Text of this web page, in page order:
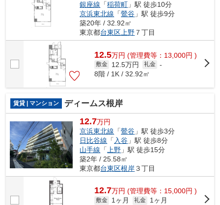
銀座線 「稲荷町 」駅 徒歩10分
京浜東北線 「鶯谷 」駅 徒歩9分
築20年 / 32.92㎡
東京都台東区 上野 ７丁目
12.5万円 (管理費等：13,000円 )
敷金 12.5万円 礼金 -
8階 / 1K / 32.92㎡
賃貸 | マンション ディームス根岸
12.7万円
京浜東北線 「鶯谷 」駅 徒歩3分
日比谷線 「 入谷 」駅 徒歩8分
山手線 「 上野 」駅 徒歩15分
築2年 / 25.58㎡
東京都台東区根岸３丁目
12.7万円 (管理費等：15,000円 )
敷金 1ヶ月 礼金
1ヶ月